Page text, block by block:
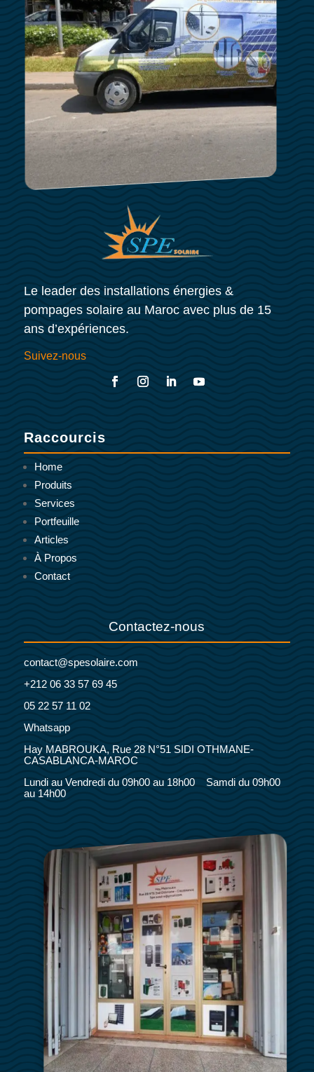
Le leader des installations énergies &
pompages solaire au Maroc avec plus de 15
ans d’expériences.
Suivez-nous
Raccourcis
Home
Produits
Services
Portfeuille
Articles
À Propos
Contact
Contactez-nous
contact@spesolaire.com
+212 06 33 57 69 45
05 22 57 11 02
Whatsapp
Hay MABROUKA, Rue 28 N°51 SIDI OTHMANE-
CASABLANCA-MAROC
Lundi au Vendredi du 09h00 au 18h00 Samdi du 09h00
au 14h00